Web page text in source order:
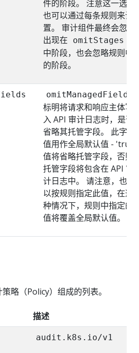
件的阶段。 注意这一选项
也可以通过每条规则来设
置。 审计组件最终会忽略
出现在
omitStages
中阶段，也会忽略规则中
的阶段。
omitManagedFields
标明将请求和响应主体写
入 API 审计日志时，是否
省略其托管字段。 此字段
值用作全局默认值 - 'true'
值将省略托管字段，否则
托管字段将包含在 API 审
计日志中。 请注意，也可
以按规则指定此值，在这
种情况下，规则中指定的
值将覆盖全局默认值。
略（Policy）组成的列表。
描述
audit.k8s.io/v1